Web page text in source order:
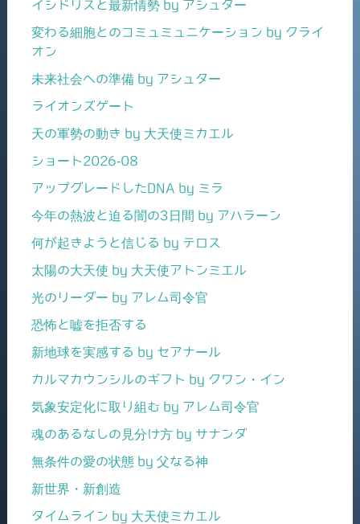
イシドリスと最新情勢 by アシュター
変わる細胞とのコミュミュニケーション by クライ
オン
未来社会への準備 by アシュター
ライオンズゲート
天の軍勢の動き by 大天使ミカエル
ショート2026-08
アップグレードしたDNA by ミラ
今年の熱波と迫る闇の3日間 by アハラーン
何が起きようと信じる by テロス
太陽の大天使 by 大天使アトンミエル
光のリーダー by アレム司令官
恐怖と嘘を拒否する
新地球を実感する by セアナール
カルマカウンシルのギフト by クワン・イン
気象安定化に取り組む by アレム司令官
魂のあるなしの見分け方 by サナンダ
無条件の愛の状態 by 父なる神
新世界・新創造
タイムライン by 大天使ミカエル